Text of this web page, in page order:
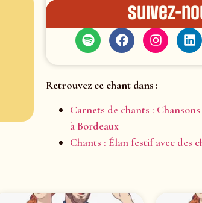
Suivez-
Retrouvez ce chant dans :
Carnets de chants :
à Bordeaux
Chants : Élan festif avec des